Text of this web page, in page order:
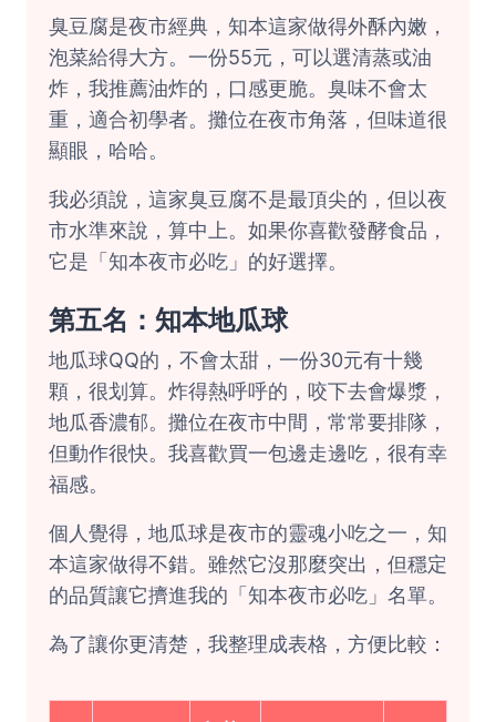
臭豆腐是夜市經典，知本這家做得外酥內嫩，
泡菜給得大方。一份55元，可以選清蒸或油
炸，我推薦油炸的，口感更脆。臭味不會太
重，適合初學者。攤位在夜市角落，但味道很
顯眼，哈哈。
我必須說，這家臭豆腐不是最頂尖的，但以夜
市水準來說，算中上。如果你喜歡發酵食品，
它是「知本夜市必吃」的好選擇。
第五名：知本地瓜球
地瓜球QQ的，不會太甜，一份30元有十幾
顆，很划算。炸得熱呼呼的，咬下去會爆漿，
地瓜香濃郁。攤位在夜市中間，常常要排隊，
但動作很快。我喜歡買一包邊走邊吃，很有幸
福感。
個人覺得，地瓜球是夜市的靈魂小吃之一，知
本這家做得不錯。雖然它沒那麼突出，但穩定
的品質讓它擠進我的「知本夜市必吃」名單。
為了讓你更清楚，我整理成表格，方便比較：